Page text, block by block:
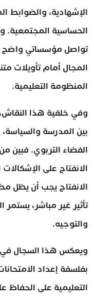
الإشهادية، والضوابط
الحساسية المجتمعية.
تواصل مؤسساتي
المجال أمام تأويلات
المنظومة التعليمية.
وفي خلفية هذا
بين المدرسة
الفضاء التربوي. فبين
الانفتاح على
الانفتاح يجب أن يظل
تأثير غير مباشر،
والتوجيه.
ويعكس هذا السجال في
بفلسفة إعداد
التعليمية على الحفاظ